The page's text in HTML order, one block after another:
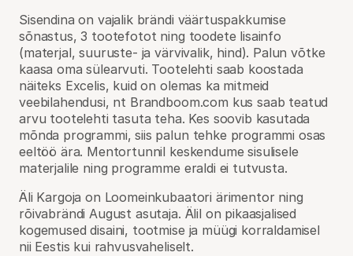
Sisendina on vajalik brändi väärtuspakkumise
sõnastus, 3 tootefotot ning toodete lisainfo
(materjal, suuruste- ja värvivalik, hind). Palun võtke
kaasa oma sülearvuti. Tootelehti saab koostada
näiteks Excelis, kuid on olemas ka mitmeid
veebilahendusi, nt Brandboom.com kus saab teatud
arvu tootelehti tasuta teha. Kes soovib kasutada
mõnda programmi, siis palun tehke programmi osas
eeltöö ära. Mentortunnil keskendume sisulisele
materjalile ning programme eraldi ei tutvusta.
Äli Kargoja on Loomeinkubaatori ärimentor ning
rõivabrändi August asutaja. Älil on pikaasjalised
kogemused disaini, tootmise ja müügi korraldamisel
nii Eestis kui rahvusvaheliselt.